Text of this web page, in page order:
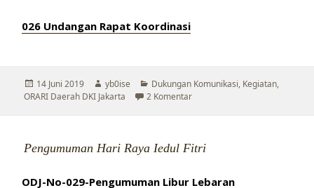
026 Undangan Rapat Koordinasi
Diposkan
pada
14 Juni 2019 Penulis
yb0ise Kategori
Dukungan Komunikasi, Kegiatan,
ORARI Daerah DKI Jakarta
2 Komentarpada Undangan Rapat
Pengumuman Hari Raya Iedul Fitri
ODJ-No-029-Pengumuman Libur Lebaran